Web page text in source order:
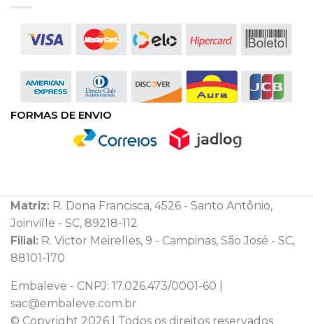
FORMAS DE ENVIO
Matriz: R. Dona Francisca, 4526 - Santo Antônio,
Joinville - SC, 89218-112
Filial: R. Victor Meirelles, 9 - Campinas, São José - SC,
88101-170
Embaleve - CNPJ: 17.026.473/0001-60 |
sac@embaleve.com.br
© Copyright 2026 | Todos os direitos reservados